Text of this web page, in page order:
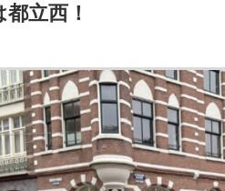
立西！